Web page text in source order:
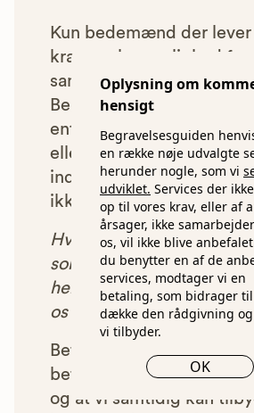
Oplysning om
hensigt
Begravelsesguiden
en række nøje udvalgte
herunder nogle, som vi
udviklet. Services der
op til vores krav, eller af
årsager, ikke
os, vil ikke blive
du benytter en af de
services, modtager vi en
betaling, som bidrager
dække den rådgivning
vi tilbyder.
OK
Kun bedemænd der lever
kravene har mulighed
samarbejde med os om
Begravelsesguiden.
enten ikke lever op til
eller som af andre årsager
indgået et samarbejde
ikke blive vist i vores
Hver gang du benytter
som vi har godkendt,
henvist dig til, betaler
os et beløb for denne
Betalingen for vores
betyder, at vores
og at vi samtidig kan